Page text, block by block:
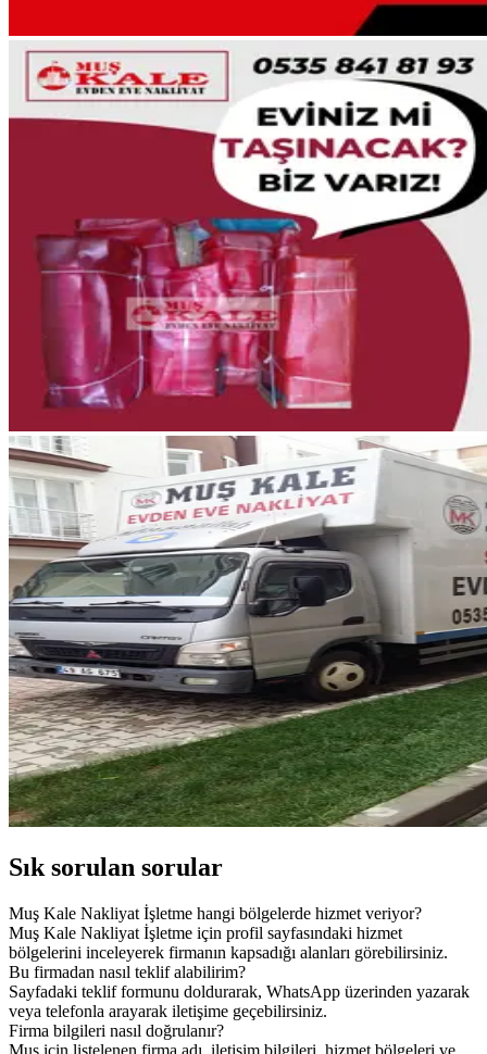
Sık sorulan sorular
Muş Kale Nakliyat İşletme hangi bölgelerde hizmet veriyor?
Muş Kale Nakliyat İşletme için profil sayfasındaki hizmet
bölgelerini inceleyerek firmanın kapsadığı alanları görebilirsiniz.
Bu firmadan nasıl teklif alabilirim?
Sayfadaki teklif formunu doldurarak, WhatsApp üzerinden yazarak
veya telefonla arayarak iletişime geçebilirsiniz.
Firma bilgileri nasıl doğrulanır?
Muş için listelenen firma adı, iletişim bilgileri, hizmet bölgeleri ve